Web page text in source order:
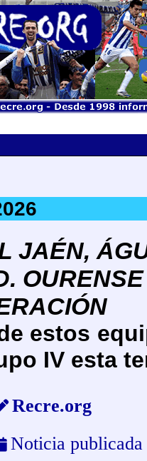
JAÉN,
estos
IV esta
Recre.org
Noticia publicada